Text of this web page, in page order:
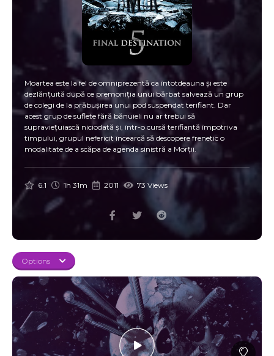
Moartea este la fel de omniprezentă ca întotdeauna și este
dezlănțuită după ce premoniția unui bărbat salvează un grup
de colegi de la prăbușirea unui pod suspendat terifiant. Dar
acest grup de suflete fără bănuieli nu ar trebui să
supraviețuiască niciodată și, într-o cursă terifiantă împotriva
timpului, grupul nefericit încearcă să descopere frenetic o
modalitate de a scăpa de agenda sinistră a Morții.
6.1 1h 31m 2011 73 Views
Options